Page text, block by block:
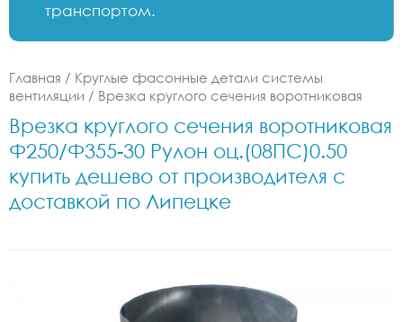
транспортом.
Главная / Круглые фасонные детали системы
вентиляции / Врезка круглого сечения воротниковая
Врезка круглого сечения воротниковая
Ф250/Ф355-30 Рулон оц.(08ПС)0.50
купить дешево от производителя с
доставкой по Липецке